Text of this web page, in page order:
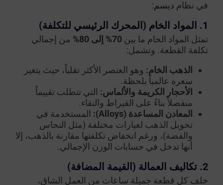
في نظام ديسم:
1. المواد الخام (المحرك الرئيسي للتكلفة)
تمثل المواد الخام ما بين 70% إلى 80%
من إجمالي
تكلفة القطعة. وتشمل:
الذهب الخام: وهو العنصر الأكثر تقلباً، حيث يتغير
سعره عالمياً بلحظة.
الأحجار الكريمة والألماس: التي تتطلب تقييماً
منفصلاً بناءً على القيراط والنقاء.
المعادن المساعدة (Alloys):
المستخدمة في
تحويل الذهب لعيارات مختلفة (مثل النحاس
والفضة)، ورغم انخفاض تكلفتها مقارنة بالذهب، إلا
أنها تدخل في حسابات الوزن الإجمالي.
2. تكاليف العمالة (القيمة المضافة)
خلف كل قطعة جميلة ساعات من العمل الشاق،